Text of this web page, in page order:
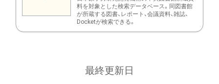
料を対象とした検索データベース。同図書館
が所蔵する図書、レポート、会議資料、雑誌、
Docketが検索できる。
最終更新日